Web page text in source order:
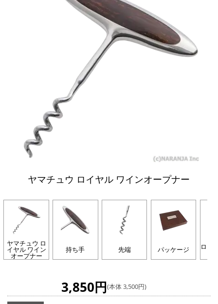
ヤマチュウ ロイヤル ワインオープナー
ヤマチュウ ロ
イヤル ワイン
オープナー
持ち手 先端 パッケージ ロイ
3,850円(本体 3,500円)